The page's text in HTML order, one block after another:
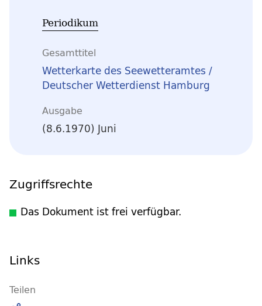
Periodikum
Gesamttitel
Wetterkarte des Seewetteramtes /
Deutscher Wetterdienst Hamburg
Ausgabe
(8.6.1970) Juni
Zugriffsrechte
Das Dokument ist frei verfügbar.
Links
Teilen